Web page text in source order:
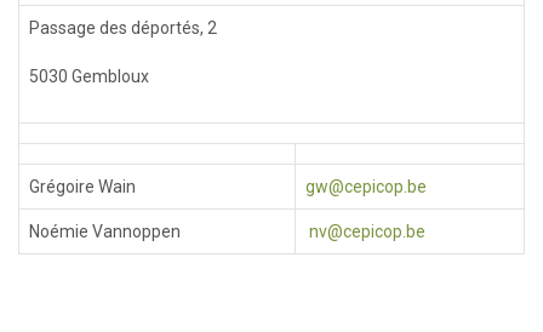
Passage des déportés, 2
5030 Gembloux
Grégoire Wain gw@cepicop.be
Noémie Vannoppen nv@cepicop.be